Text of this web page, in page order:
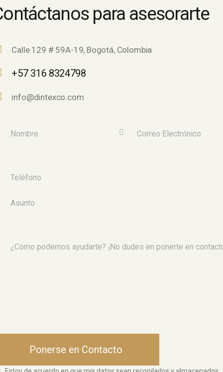
para asesorarte
Calle 129 # 59A-19, Bogotá, Colombia
+57 316 8324798
info@dintexco.com